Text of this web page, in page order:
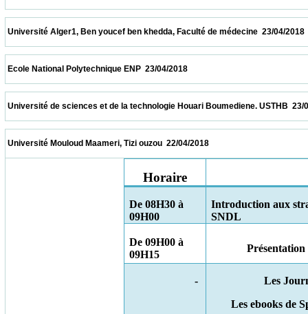
Université Alger1, Ben youcef ben khedda, Faculté de médecine
Ecole National Polytechnique ENP  23/04/2018
Université de sciences et de la technologie Houari Boumediene.
Université Mouloud Maameri, Tizi ouzou  22/04/2018
Horaire
De 08H30 à
09H00
Introduction aux
SNDL
De 09H00 à
09H15
-
Les
Les ebooks de